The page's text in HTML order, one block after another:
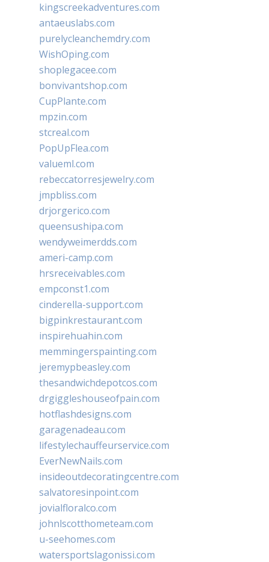
kingscreekadventures.com
antaeuslabs.com
purelycleanchemdry.com
WishOping.com
shoplegacee.com
bonvivantshop.com
CupPlante.com
mpzin.com
stcreal.com
PopUpFlea.com
valueml.com
rebeccatorresjewelry.com
jmpbliss.com
drjorgerico.com
queensushipa.com
wendyweimerdds.com
ameri-camp.com
hrsreceivables.com
empconst1.com
cinderella-support.com
bigpinkrestaurant.com
inspirehuahin.com
memmingerspainting.com
jeremypbeasley.com
thesandwichdepotcos.com
drgiggleshouseofpain.com
hotflashdesigns.com
garagenadeau.com
lifestylechauffeurservice.com
EverNewNails.com
insideoutdecoratingcentre.com
salvatoresinpoint.com
jovialfloralco.com
johnlscotthometeam.com
u-seehomes.com
watersportslagonissi.com